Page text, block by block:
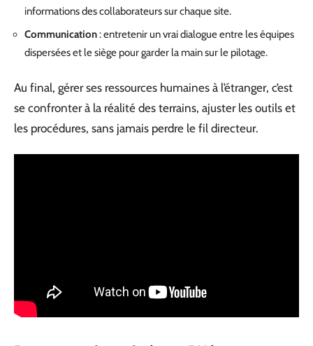
informations des collaborateurs sur chaque site.
Communication: entretenir un vrai dialogue entre les équipes
dispersées et le siège pour garder la main sur le pilotage.
Au final, gérer ses ressources humaines à l’étranger, c’est
se confronter à la réalité des terrains, ajuster les outils et
les procédures, sans jamais perdre le fil directeur.